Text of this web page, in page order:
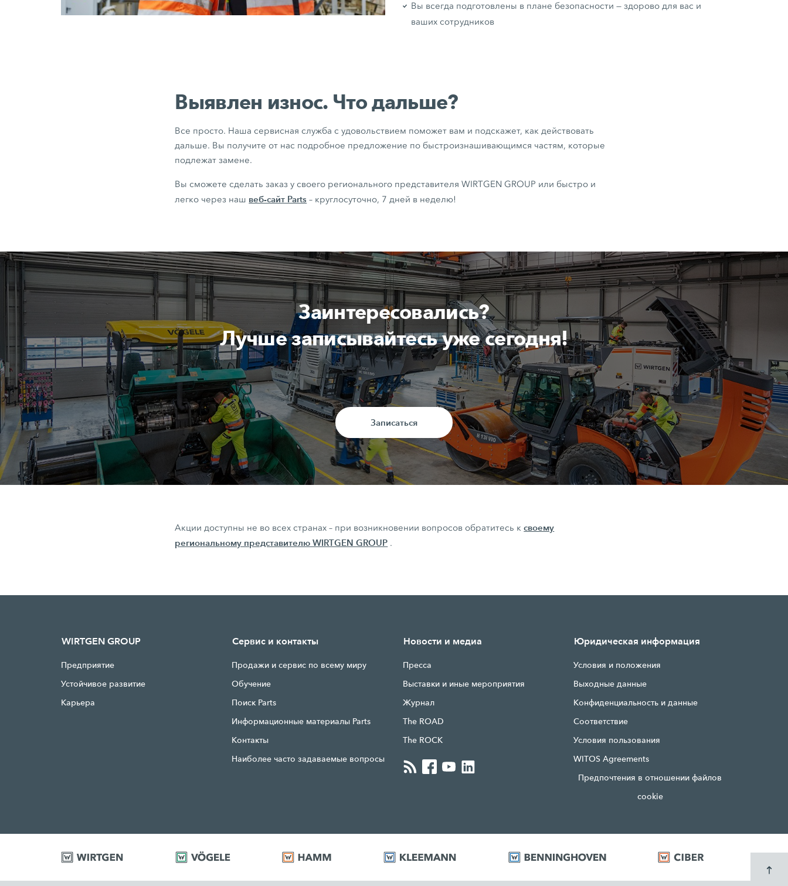
Вы всегда подготовлены в плане безопасности — здорово для вас и
ваших сотрудников
Выявлен износ. Что дальше?
Все просто. Наша сервисная служба с удовольствием поможет вам и подскажет, как действовать
дальше. Вы получите от нас подробное предложение по быстроизнашивающимся частям, которые
подлежат замене.
Вы сможете сделать заказ у своего регионального представителя WIRTGEN GROUP или быстро и
легко через наш веб-сайт Parts – круглосуточно, 7 дней в неделю!
Заинтересовались?
Лучше записывайтесь уже сегодня!
Записаться
Акции доступны не во всех странах – при возникновении вопросов обратитесь ксвоему
региональному представителю WIRTGEN GROUP .
WIRTGEN GROUP
Предприятие
Устойчивое развитие
Карьера
Сервис и контакты
Продажи и сервис по всему миру
Обучение
Поиск Parts
Информационные материалы Parts
Контакты
Наиболее часто задаваемые вопросы
Новости и медиа
Прессa
Выставки и иные мероприятия
Журнал
The ROAD
The ROCK
Юридическая информация
Условия и положения
Выходные данные
Конфиденциальность и данные
Соответствие
Условия пользования
WITOS Agreements
Предпочтения в отношении файлов
cookie